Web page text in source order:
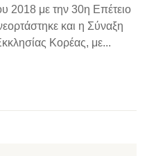
2018 με την 30η Επέτειο
και η Σύναξη
Κορέας, με...